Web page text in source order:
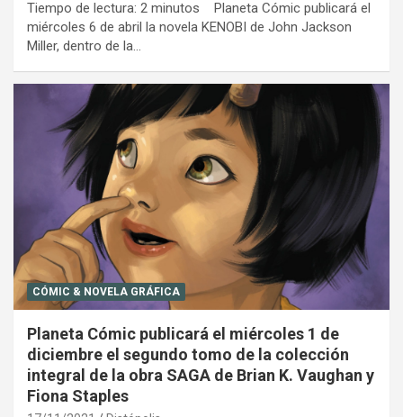
Tiempo de lectura: 2 minutos Planeta Cómic publicará el
miércoles 6 de abril la novela KENOBI de John Jackson
Miller, dentro de la…
CÓMIC & NOVELA GRÁFICA
Planeta Cómic publicará el miércoles 1 de
diciembre el segundo tomo de la colección
integral de la obra SAGA de Brian K. Vaughan y
Fiona Staples